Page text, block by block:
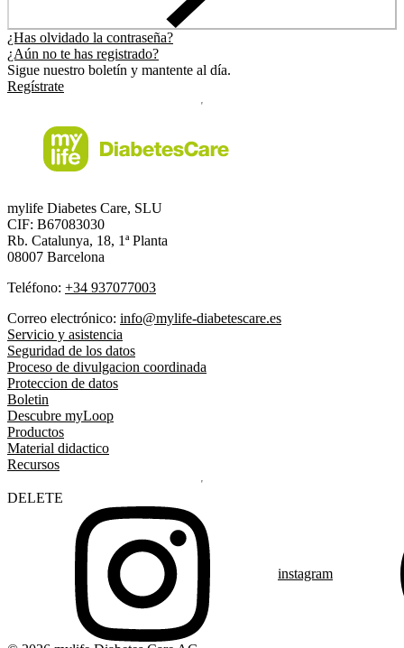
¿Has olvidado la contraseña?
¿Aún no te has registrado?
Sigue nuestro boletín y mantente al día.
Regístrate
mylife Diabetes Care, SLU
CIF: B67083030
Rb. Catalunya, 18, 1ª Planta
08007 Barcelona
Teléfono: +34 937077003
Correo electrónico: info@mylife-diabetescare.es
Servicio y asistencia
Seguridad de los datos
Proceso de divulgacion coordinada
Proteccion de datos
Boletin
Descubre myLoop
Productos
Material didactico
Recursos
DELETE
instagram